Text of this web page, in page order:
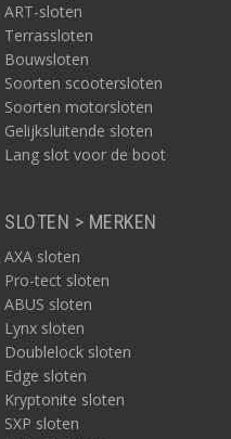
ART-sloten
Terrassloten
Bouwsloten
Soorten scootersloten
Soorten motorsloten
Gelijksluitende sloten
Lang slot voor de boot
SLOTEN > MERKEN
AXA sloten
Pro-tect sloten
ABUS sloten
Lynx sloten
Doublelock sloten
Edge sloten
Kryptonite sloten
SXP sloten